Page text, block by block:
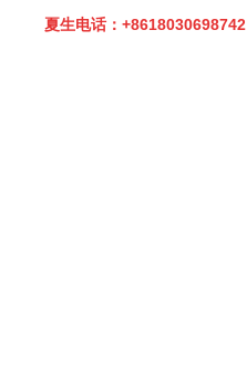
夏生电话：+8618030698742